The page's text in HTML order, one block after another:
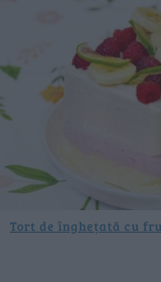
Tort de înghețată cu